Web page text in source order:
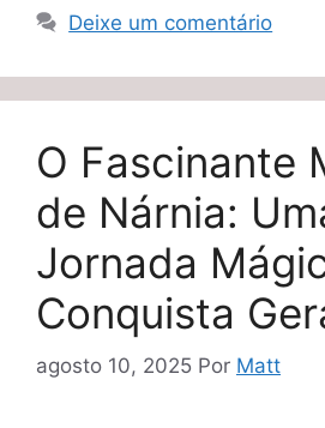
Deixe um comentário
O Fascinante
de Nárnia:
Jornada
Conquista
agosto 10, 2025 Por Matt